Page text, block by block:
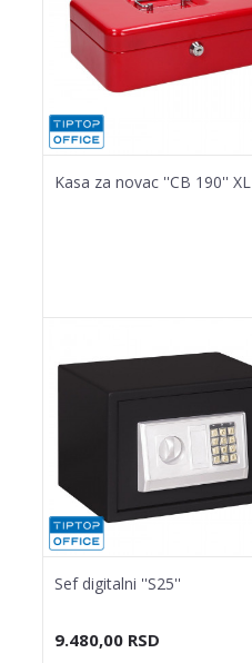
Kasa za novac ''CB 190'' XL
Sef digitalni ''S25''
9.480,00 RSD